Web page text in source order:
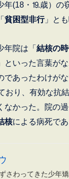
年(18・⒚歳）の
貧困型非行」とも
院は「 結核の
といった言葉が
であったわけが
おり、有効な抗
なかった。院の
核による病死であ
さわってきた少年